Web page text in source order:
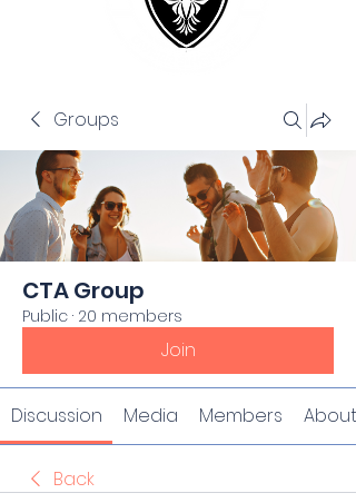
Groups
CTA Group
Public · 20 members
Join
Discussion Media Members About
Back